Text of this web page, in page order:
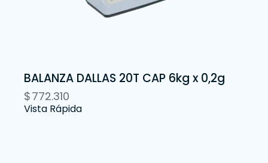
BALANZA DALLAS 20T CAP 6kg x 0,2g
$772.310
Vista Rápida